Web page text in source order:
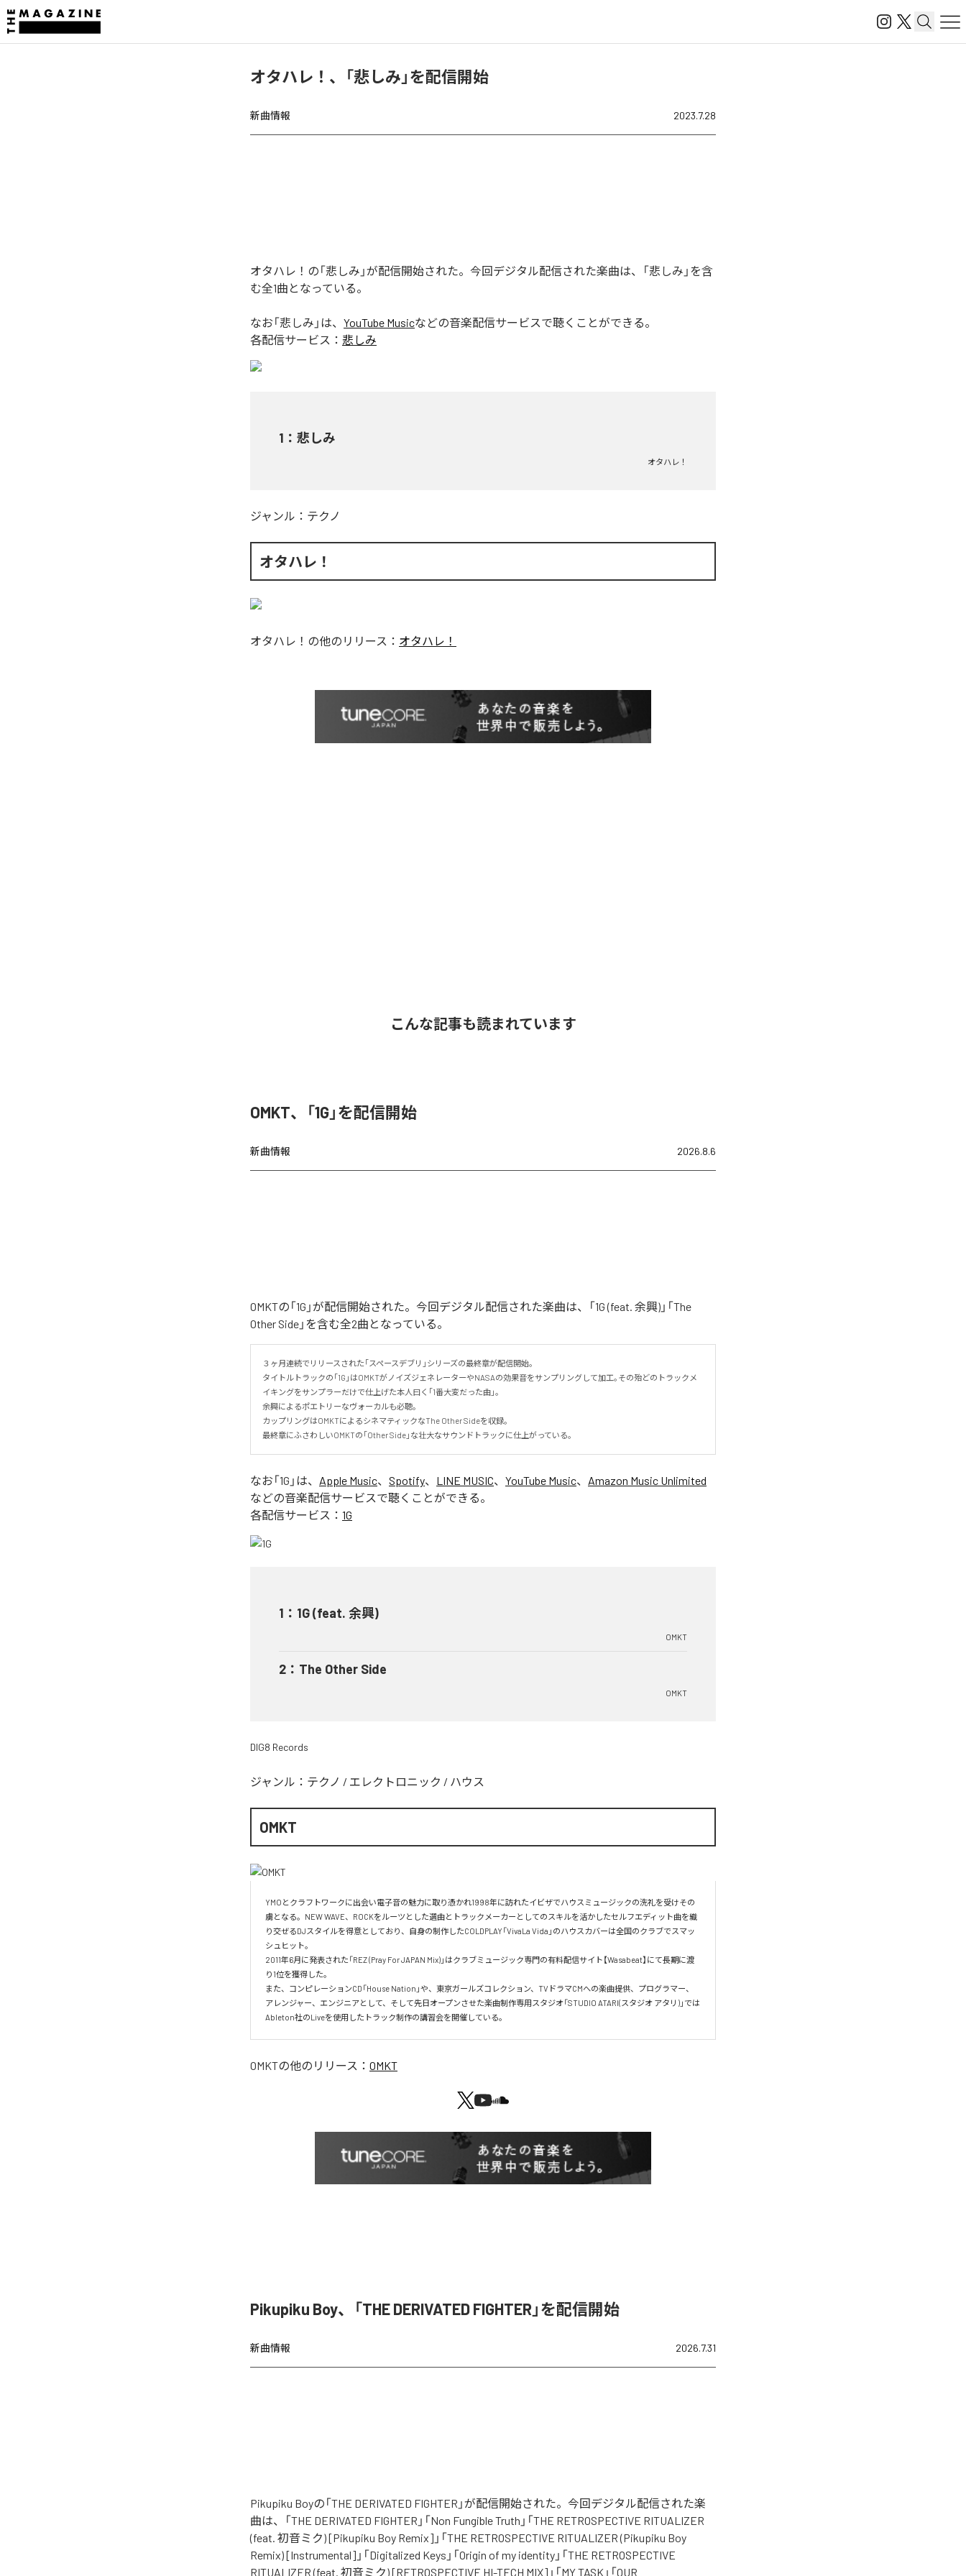
オタハレ！、「悲しみ」を配信開始
新曲情報 2023.7.28
オタハレ！の「悲しみ」が配信開始された。今回デジタル配信された楽曲は、「悲しみ」を含
む全1曲となっている。
なお「悲しみ 」は、 YouTube Musicなどの音楽配信サービスで聴くことができる。
各配信サービス： 悲しみ
1 ： 悲しみ
オタハレ！
ジャンル： テクノ
オタハレ！
オタハレ！ の他のリリース： オタハレ！
こんな記事も読まれています
OMKT、「1G」を配信開始
新曲情報 2026.8.6
OMKTの「1G」が配信開始された。今回デジタル配信された楽曲は、「1G (feat. 余興)」「The
Other Side」を含む全2曲となっている。
３ヶ月連続でリリースされた｢スペースデブリ｣シリーズの最終章が配信開始｡
タイトルトラックの｢1G｣はOMKTがノイズジェネレーターやNASAの効果音をサンプリングして加工｡その殆どのトラックメ
イキングをサンプラーだけで仕上げた本人曰く｢1番大変だった曲｣。
余興によるポエトリーなヴォーカルも必聴｡
カップリングはOMKTによるシネマティックなThe Other Sideを収録｡
最終章にふさわしいOMKTの｢Other Side｣な壮大なサウンドトラックに仕上がっている｡
なお「1G 」は、 Apple Music、 Spotify、 LINE MUSIC、 YouTube Music、 Amazon Music Unlimited
などの音楽配信サービスで聴くことができる。
各配信サービス： 1G
1 ： 1G (feat. 余興)
OMKT
2 ： The Other Side
OMKT
DIG8 Records
ジャンル： テクノ / エレクトロニック / ハウス
OMKT
YMOとクラフトワークに出会い電子音の魅力に取り憑かれ1998年に訪れたイビザでハウスミュージックの洗礼を受けその
虜となる。NEW WAVE、ROCKをルーツとした選曲とトラックメーカーとしてのスキルを活かしたセルフエディット曲を織
り交ぜるDJスタイルを得意としており、自身の制作したCOLDPLAY「VivaLa Vida」のハウスカバーは全国のクラブでスマッ
シュヒット。
2011年6月に発表された「REZ (Pray For JAPAN Mix)」はクラブミュージック専門の有料配信サイト【Wasabeat】にて長期に渡
り1位を獲得した。
また、コンピレーションCD「House Nation」や、東京ガールズコレクション、TVドラマCMへの楽曲提供、プログラマー、
アレンジャー、エンジニアとして、そして先日オープンさせた楽曲制作専用スタジオ「STUDIO ATARI(スタジオ アタリ)」では
Ableton社のLiveを使用したトラック制作の講習会を開催している。
OMKTの他のリリース： OMKT
Pikupiku Boy、「THE DERIVATED FIGHTER」を配信開始
新曲情報 2026.7.31
Pikupiku Boyの「THE DERIVATED FIGHTER」が配信開始された。今回デジタル配信された楽
曲は、「THE DERIVATED FIGHTER」「Non Fungible Truth」「THE RETROSPECTIVE RITUALIZER
(feat. 初音ミク) [Pikupiku Boy Remix]」「THE RETROSPECTIVE RITUALIZER (Pikupiku Boy
Remix) [Instrumental]」「Digitalized Keys」「Origin of my identity」「THE RETROSPECTIVE
RITUALIZER (feat. 初音ミク) [RETROSPECTIVE HI-TECH MIX]」「MY TASK」「OUR